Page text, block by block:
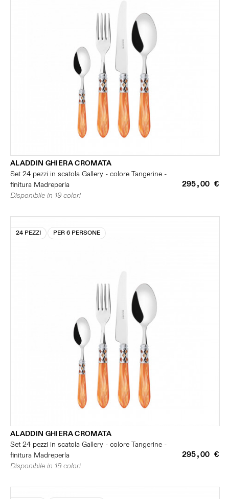
ALADDIN GHIERA CROMATA
Set 24 pezzi in scatola Gallery - colore Tangerine -
finitura Madreperla
295,00 €
Disponibile in 19 colori
24 PEZZI PER 6 PERSONE
ALADDIN GHIERA CROMATA
Set 24 pezzi in scatola Gallery - colore Tangerine -
finitura Madreperla
295,00 €
Disponibile in 19 colori